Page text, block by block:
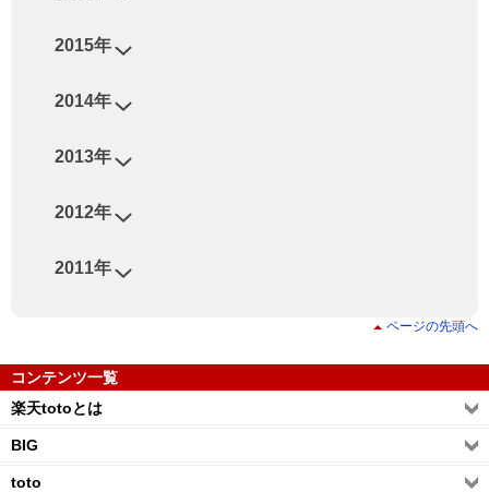
2011年
2012年
2013年
2014年
2015年
ページの先頭へ
コンテンツ一覧
楽天totoとは
BIG
toto